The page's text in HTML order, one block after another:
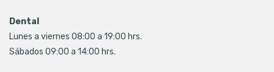
Dental
Lunes a viernes 08:00 a 19:00 hrs.
Sábados 09:00 a 14:00 hrs.